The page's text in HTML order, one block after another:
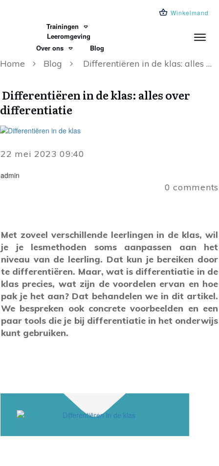
Winkelmand
Trainingen
Leeromgeving
Over ons
Blog
Home Blog Differentiëren in de klas: alles over differentiatie
Differentiëren in de klas: alles over
differentiatie
22 mei 2023 09:40
admin
0 comments
Met zoveel verschillende leerlingen in de klas, wil
je je lesmethoden soms aanpassen aan het
niveau van de leerling. Dat kun je bereiken door
te differentiëren. Maar, wat is differentiatie in de
klas precies, wat zijn de voordelen ervan en hoe
pak je het aan? Dat behandelen we in dit artikel.
We bespreken ook concrete voorbeelden en een
paar tools die je bij differentiatie in het onderwijs
kunt gebruiken.